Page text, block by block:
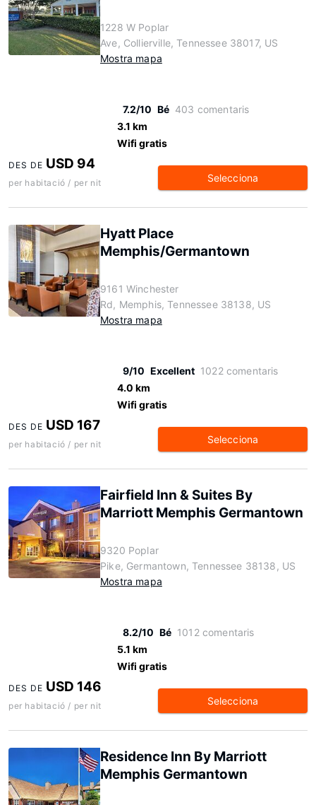
1228 W Poplar
Ave, Collierville, Tennessee 38017, US
Mostra mapa
7.2/10 Bé 403 comentaris
3.1 km
Wifi gratis
DES DE USD 94
per habitació / per nit Selecciona
Hyatt Place
Memphis/Germantown
9161 Winchester
Rd, Memphis, Tennessee 38138, US
Mostra mapa
9/10 Excellent 1022 comentaris
4.0 km
Wifi gratis
DES DE USD 167
per habitació / per nit Selecciona
Fairfield Inn & Suites By
Marriott Memphis Germantown
9320 Poplar
Pike, Germantown, Tennessee 38138, US
Mostra mapa
8.2/10 Bé 1012 comentaris
5.1 km
Wifi gratis
DES DE USD 146
per habitació / per nit Selecciona
Residence Inn By Marriott
Memphis Germantown